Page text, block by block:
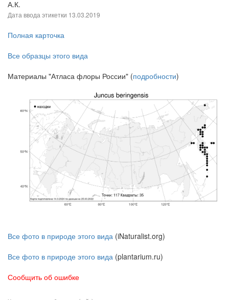
А.К.
Дата ввода этикетки 13.03.2019
Полная карточка
Все образцы этого вида
Материалы "Атласа флоры России" (подробности)
Все фото в природе этого вида (iNaturalist.org)
Все фото в природе этого вида (plantarium.ru)
Сообщить об ошибке